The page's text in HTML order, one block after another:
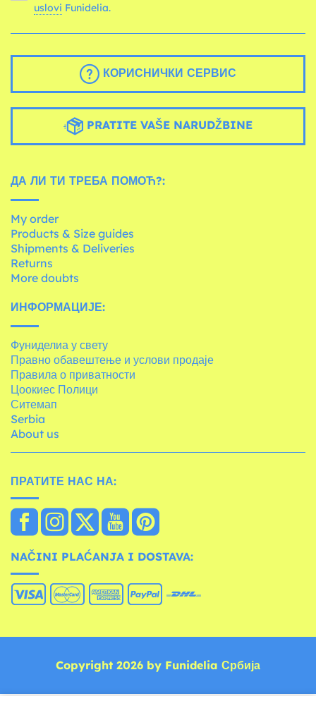
uslovi Funidelia.
КОРИСНИЧКИ СЕРВИС
PRATITE VAŠE NARUDŽBINE
ДА ЛИ ТИ ТРЕБА ПОМОЋ?:
My order
Products & Size guides
Shipments & Deliveries
Returns
More doubts
ИНФОРМАЦИЈЕ:
Фуниделиа у свету
Правно обавештење и услови продаје
Правила о приватности
Цоокиес Полици
Ситемап
Serbia
About us
ПРАТИТЕ НАС НА:
NAČINI PLAĆANJA I DOSTAVA:
Copyright 2026 by Funidelia Србија